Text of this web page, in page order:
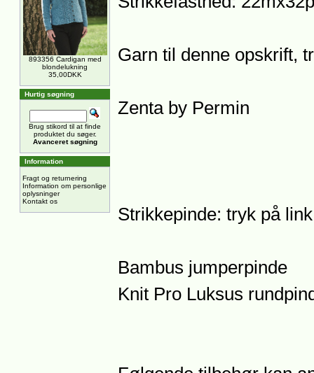
893356 Cardigan med
blondelukning
35,00DKK
Hurtig søgning
Brug stikord til at finde
produktet du søger.
Avanceret søgning
Information
Fragt og returnering
Information om personlige
oplysninger
Kontakt os
Garn til denne opskrift,
Zenta by Permin
Strikkepinde: tryk på
Bambus jumperpinde
Knit Pro Luksus